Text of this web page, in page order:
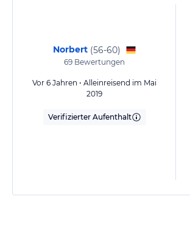
Norbert (56-60)
69 Bewertungen
Vor 6 Jahren • Alleinreisend im Mai
2019
Verifizierter Aufenthalt